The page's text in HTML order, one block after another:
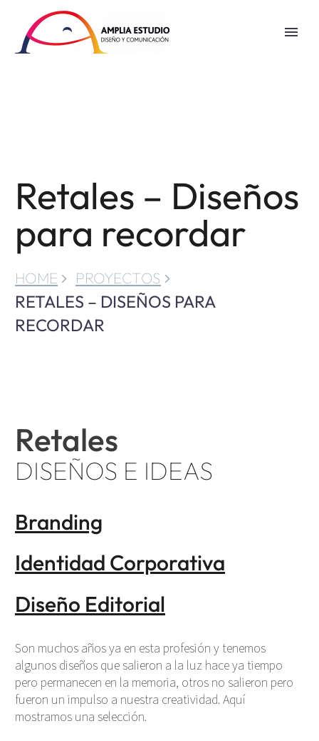
Retales – Diseños
para recordar
HOME PROYECTOS
RETALES – DISEÑOS PARA
RECORDAR
Retales
DISEÑOS E IDEAS
Branding
Identidad Corporativa
Diseño Editorial
Son muchos años ya en esta profesión y tenemos
algunos diseños que salieron a la luz hace ya tiempo
pero permanecen en la memoria, otros no salieron pero
fueron un impulso a nuestra creatividad. Aquí
mostramos una selección.